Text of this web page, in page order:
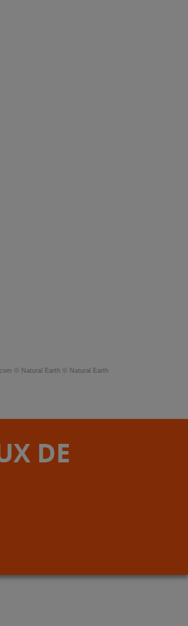
© Natural Earth © Natural Earth
DE